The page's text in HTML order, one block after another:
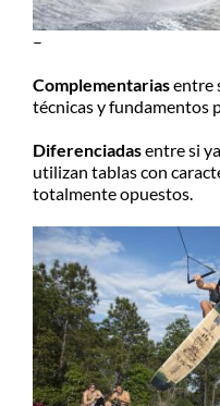
–
Complementariasentre
técnicas y fundamentos
Diferenciadasentre si
utilizan tablas con
totalmente opuestos.